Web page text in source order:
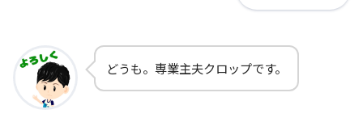
どうも。専業主夫クロップです。